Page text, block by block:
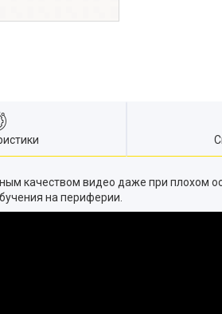
качеством видео даже при плохом
на периферии.